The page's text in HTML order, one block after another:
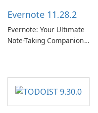
Spotify …
Evernote 11.28.2
Evernote: Your Ultimate
Note-Taking Companion
helps users capture ideas,
organize to-do lists, and keep
track of important